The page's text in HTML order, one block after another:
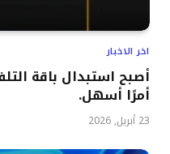
اخر الاخبار
أصبح استبدال باقة
أمرًا أسهل.
23 أبريل, 2026